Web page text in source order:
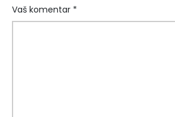
Vaš komentar *